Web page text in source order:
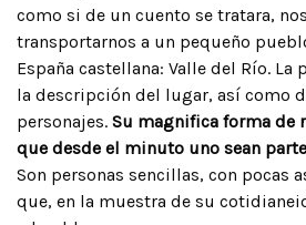
como si de un cuento se tratara,
transportarnos a un pequeño
España castellana: Valle del Río.
la descripción del lugar, así como
personajes. Su magnifica forma de
que desde el minuto uno sean
Son personas sencillas, con pocas
que, en la muestra de su